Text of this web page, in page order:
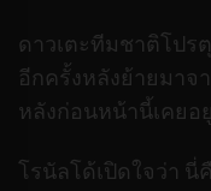
ดาวเตะทีมชาติโปร
อีกครั้งหลังย้ายมาจ
หลังก่อนหน้านี้เคยอ
โรนัลโด้เปิดใจว่า